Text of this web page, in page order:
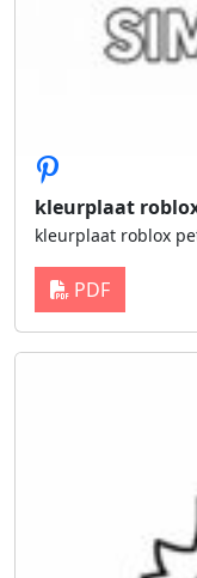
kleurplaat
kleurplaat roblox
PDF